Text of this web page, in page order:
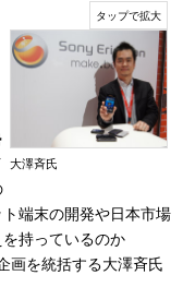
大澤斉氏
端末の開発や日本市場
持っているのか
を統括する大澤斉氏